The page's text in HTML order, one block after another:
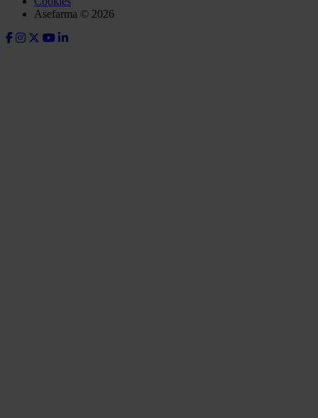
Asefarma © 2026